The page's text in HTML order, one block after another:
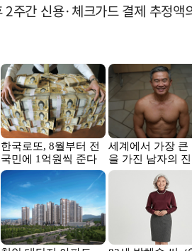
간 신용·체크가드 결제 추정